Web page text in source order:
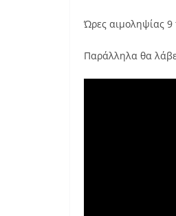
Ώρες αιμοληψίας 9
Παράλληλα θα